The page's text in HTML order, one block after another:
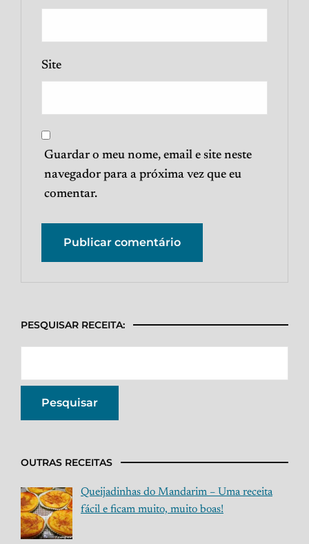
Site
Guardar o meu nome, email e site neste
navegador para a próxima vez que eu
comentar.
PESQUISAR RECEITA:
OUTRAS RECEITAS
Queijadinhas do Mandarim – Uma receita
fácil e ficam muito, muito boas!